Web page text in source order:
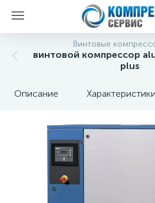
Винтовые
винтовой компрессор
plus
Описание Характеристики